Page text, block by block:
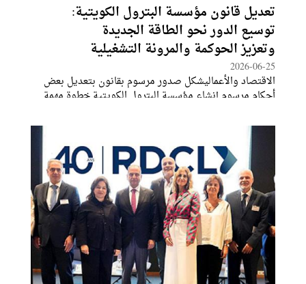
تعديل قانون مؤسسة البترول الكويتية:
توسيع الدور نحو الطاقة الجديدة
وتعزيز الحوكمة والمرونة التشغيلية
2026-06-25
الاقتصاد والأعماليشكل صدور مرسوم بقانون بتعديل بعض
أحكام مرسوم إنشاء مؤسسة البترول الكويتية خطوة مهمة
في الكويت، في وقت تشهد فيه صناعة الطاقة العالمية تغيرات
متسارعة تشمل التحول نحو الطاقة منخفضة